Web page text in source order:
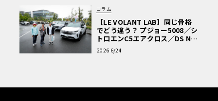
コラム
【LE VOLANT LAB】同じ骨格
でどう違う？ プジョー5008／シ
トロエンC5エアクロス／DS Nº4
読者一気乗りレポート
2026 6/24